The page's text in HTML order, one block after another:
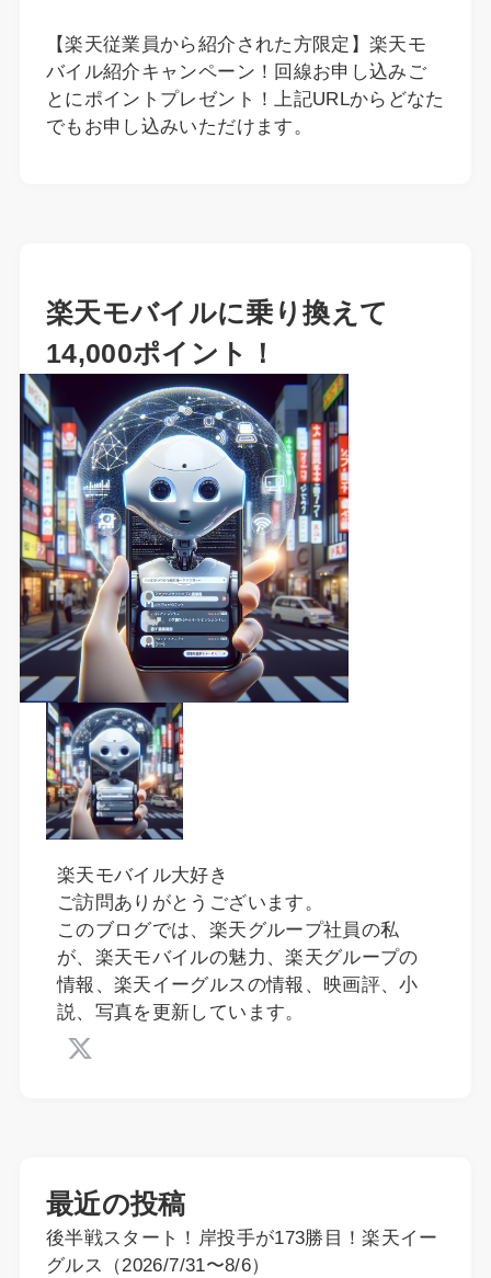
【楽天従業員から紹介された方限定】楽天モ
バイル紹介キャンペーン！回線お申し込みご
とにポイントプレゼント！上記URLからどなた
でもお申し込みいただけます。
楽天モバイルに乗り換えて
14,000ポイント！
楽天モバイル大好き
ご訪問ありがとうございます。
このブログでは、楽天グループ社員の私
が、楽天モバイルの魅力、楽天グループの
情報、楽天イーグルスの情報、映画評、小
説、写真を更新しています。
最近の投稿
後半戦スタート！岸投手が173勝目！楽天イー
グルス（2026/7/31〜8/6）